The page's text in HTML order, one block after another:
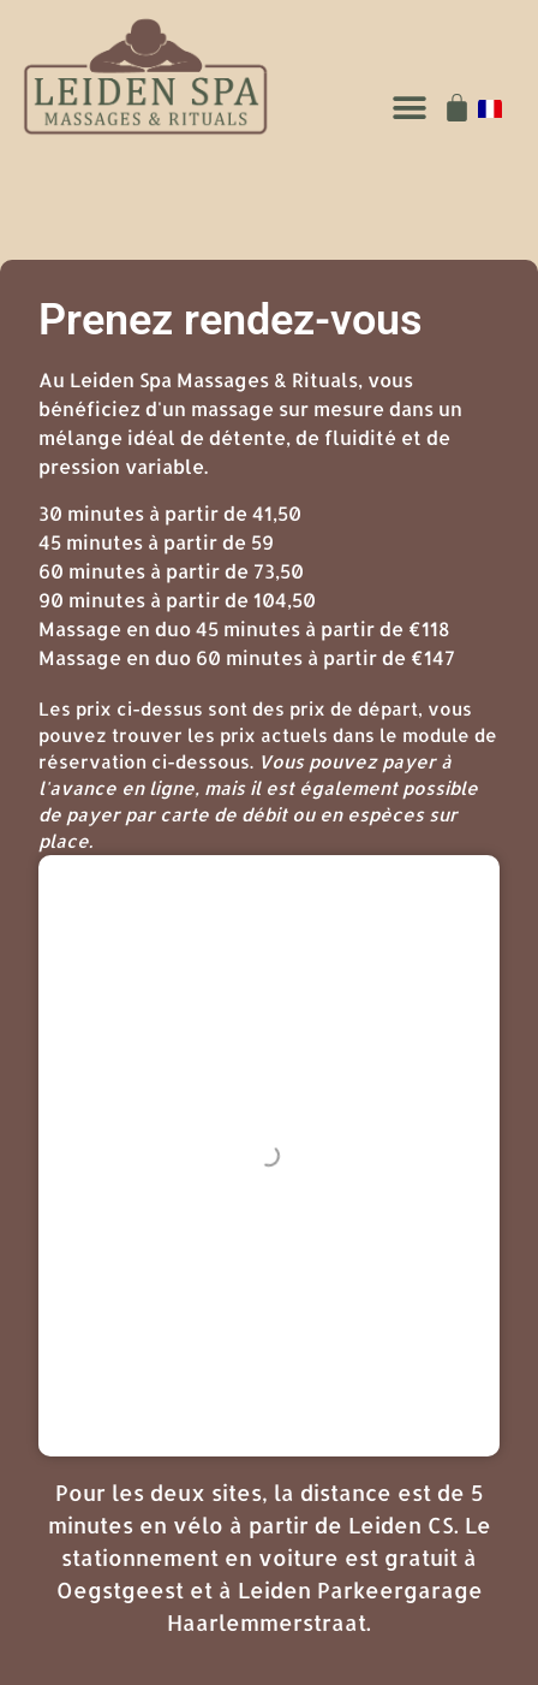
Prenez rendez-vous
Au Leiden Spa Massages & Rituals, vous
bénéficiez d'un massage sur mesure dans un
mélange idéal de détente, de fluidité et de
pression variable.
30 minutes à partir de 41,50
45 minutes à partir de 59
60 minutes à partir de 73,50
90 minutes à partir de 104,50
Massage en duo 45 minutes à partir de €118
Massage en duo 60 minutes à partir de €147
Les prix ci-dessus sont des prix de départ, vous
pouvez trouver les prix actuels dans le module de
réservation ci-dessous. Vous pouvez payer à
l'avance en ligne, mais il est également possible
de payer par carte de débit ou en espèces sur
place.
Pour les deux sites, la distance est de 5
minutes en vélo à partir de Leiden CS. Le
stationnement en voiture est gratuit à
Oegstgeest et à Leiden Parkeergarage
Haarlemmerstraat.